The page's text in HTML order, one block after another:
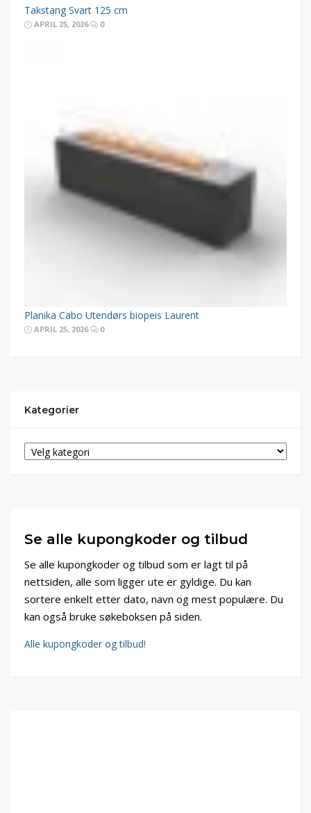
Takstang Svart 125 cm
APRIL 25, 2026 0
Planika Cabo Utendørs biopeis Laurent
APRIL 25, 2026 0
Kategorier
Se alle kupongkoder og tilbud
Se alle kupongkoder og tilbud som er lagt til på
nettsiden, alle som ligger ute er gyldige. Du kan
sortere enkelt etter dato, navn og mest populære. Du
kan også bruke søkeboksen på siden.
Alle kupongkoder og tilbud!